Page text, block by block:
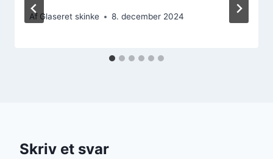
Af Glaseret skinke 8. december 2024
Skriv et svar